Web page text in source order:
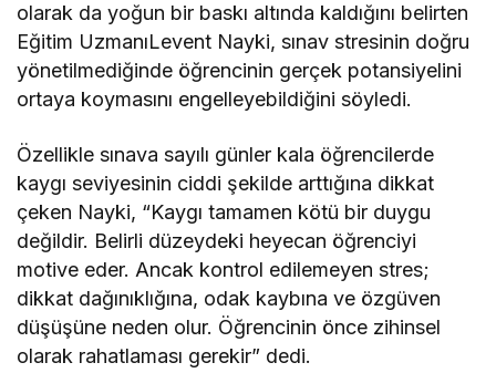
olarak da yoğun bir baskı altında kaldığını belirten
Eğitim UzmanıLevent Nayki, sınav stresinin doğru
yönetilmediğinde öğrencinin gerçek potansiyelini
ortaya koymasını engelleyebildiğini söyledi.
Özellikle sınava sayılı günler kala öğrencilerde
kaygı seviyesinin ciddi şekilde arttığına dikkat
çeken Nayki, “Kaygı tamamen kötü bir duygu
değildir. Belirli düzeydeki heyecan öğrenciyi
motive eder. Ancak kontrol edilemeyen stres;
dikkat dağınıklığına, odak kaybına ve özgüven
düşüşüne neden olur. Öğrencinin önce zihinsel
olarak rahatlaması gerekir” dedi.